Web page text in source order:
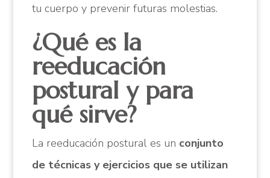
tu cuerpo y prevenir futuras molestias.
¿Qué es la
reeducación
postural y para
qué sirve?
La reeducación postural es un conjunto
de técnicas y ejercicios que se utilizan